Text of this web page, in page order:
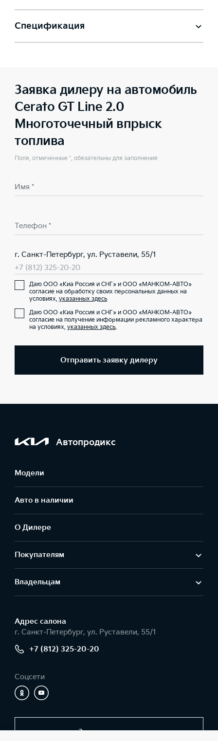
Спецификация
Заявка дилеру на автомобиль
Cerato GT Line 2.0
Многоточечный впрыск
топлива
Поля, отмеченные *, обязательны для заполнения
Имя *
Телефон *
г. Санкт-Петербург, ул. Руставели, 55/1
+7 (812) 325-20-20
Даю ООО «Киа Россия и СНГ» и ООО «МАНКОМ-АВТО»
согласие на обработку своих персональных данных на
условиях, указанных здесь
Даю ООО «Киа Россия и СНГ» и ООО «МАНКОМ-АВТО»
согласие на получение информации рекламного характера
на условиях, указанных здесь.
Отправить заявку дилеру
Автопродикс
Модели
Авто в наличии
О Дилере
Покупателям
Владельцам
Адрес салонa
г. Санкт-Петербург, ул. Руставели, 55/1
+7 (812) 325-20-20
Соцсети
Заказать звонок